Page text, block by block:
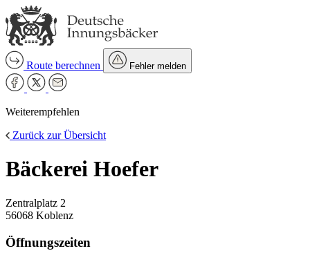
Route berechnen Fehler melden
Weiterempfehlen
Zurück zur Übersicht
Bäckerei Hoefer
Zentralplatz 2
56068 Koblenz
Öffnungszeiten